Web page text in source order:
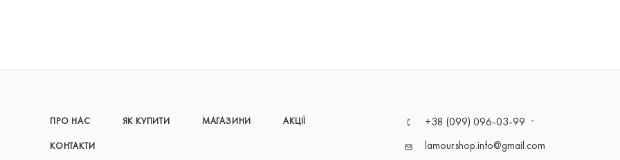
ПРО НАС ЯК КУПИТИ МАГАЗИНИ АКЦІЇ
КОНТАКТИ
+38 (099) 096-03-99
lamour.shop.info@gmail.com